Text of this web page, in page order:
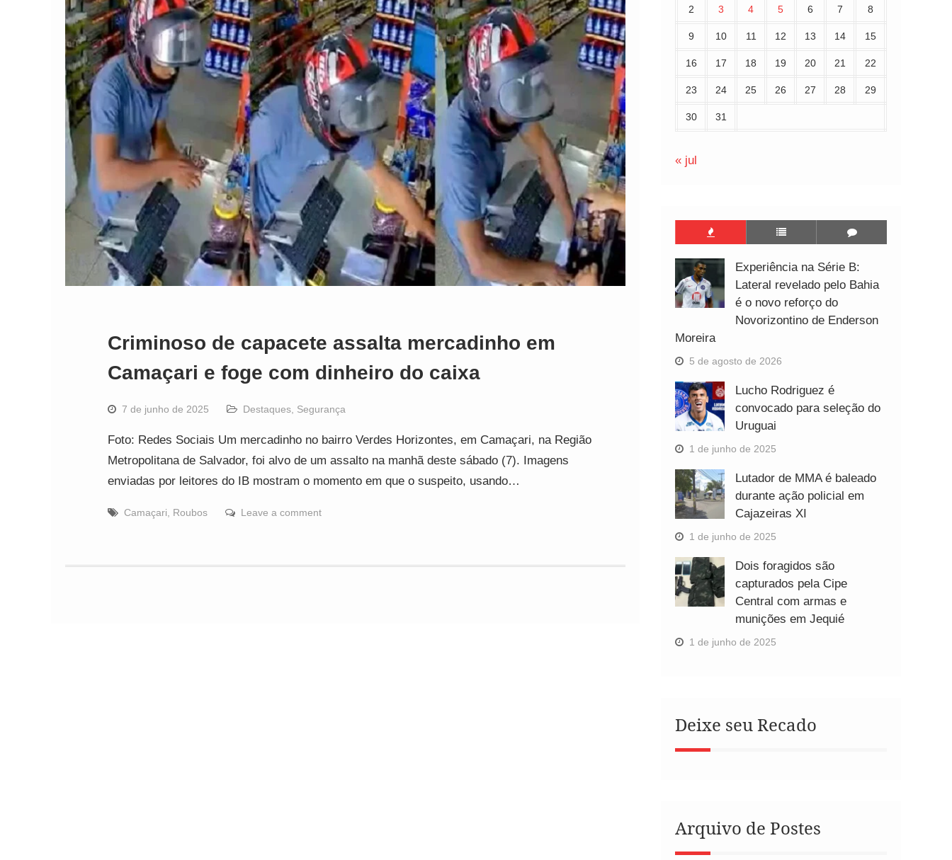
Criminoso de capacete assalta mercadinho em
Camaçari e foge com dinheiro do caixa
7 de junho de 2025 Destaques Segurança
Foto: Redes Sociais Um mercadinho no bairro Verdes Horizontes, em Camaçari, na Região
Metropolitana de Salvador, foi alvo de um assalto na manhã deste sábado (7). Imagens
enviadas por leitores do IB mostram o momento em que o suspeito, usando…
Camaçari Roubos Leave a comment
2 3 4 5 6 7 8
9 10 11 12 13 14 15
16 17 18 19 20 21 22
23 24 25 26 27 28 29
30 31
« jul
Experiência na Série B:
Lateral revelado pelo Bahia
é o novo reforço do
Novorizontino de Enderson
Moreira
5 de agosto de 2026
Lucho Rodriguez é
convocado para seleção do
Uruguai
1 de junho de 2025
Lutador de MMA é baleado
durante ação policial em
Cajazeiras XI
1 de junho de 2025
Dois foragidos são
capturados pela Cipe
Central com armas e
munições em Jequié
1 de junho de 2025
Deixe seu Recado
Arquivo de Postes